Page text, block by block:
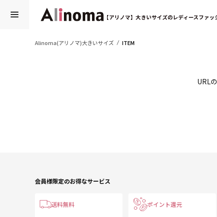
【アリノマ】大きいサイズのレディースファッ
Alinoma(アリノマ)大きいサイズ ITEM
URL
会員様限定のお得なサービス
送料無料 ポイント還元